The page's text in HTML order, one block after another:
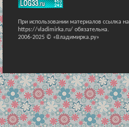
При использовании материалов ссылка на
https://vladimirka.ru/ обязательна.
2006-2025 © «Владимирка.ру»